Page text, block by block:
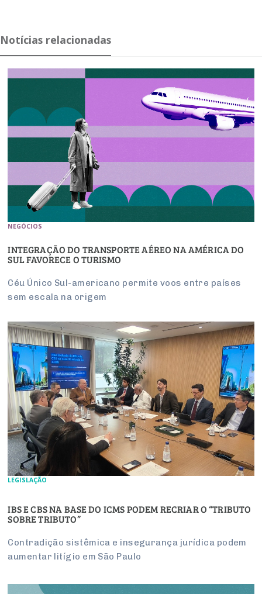
Notícias relacionadas
NEGÓCIOS
INTEGRAÇÃO DO TRANSPORTE AÉREO NA AMÉRICA DO
SUL FAVORECE O TURISMO
Céu Único Sul-americano permite voos entre países
sem escala na origem
LEGISLAÇÃO
IBS E CBS NA BASE DO ICMS PODEM RECRIAR O “TRIBUTO
SOBRE TRIBUTO”
Contradição sistêmica e insegurança jurídica podem
aumentar litígio em São Paulo